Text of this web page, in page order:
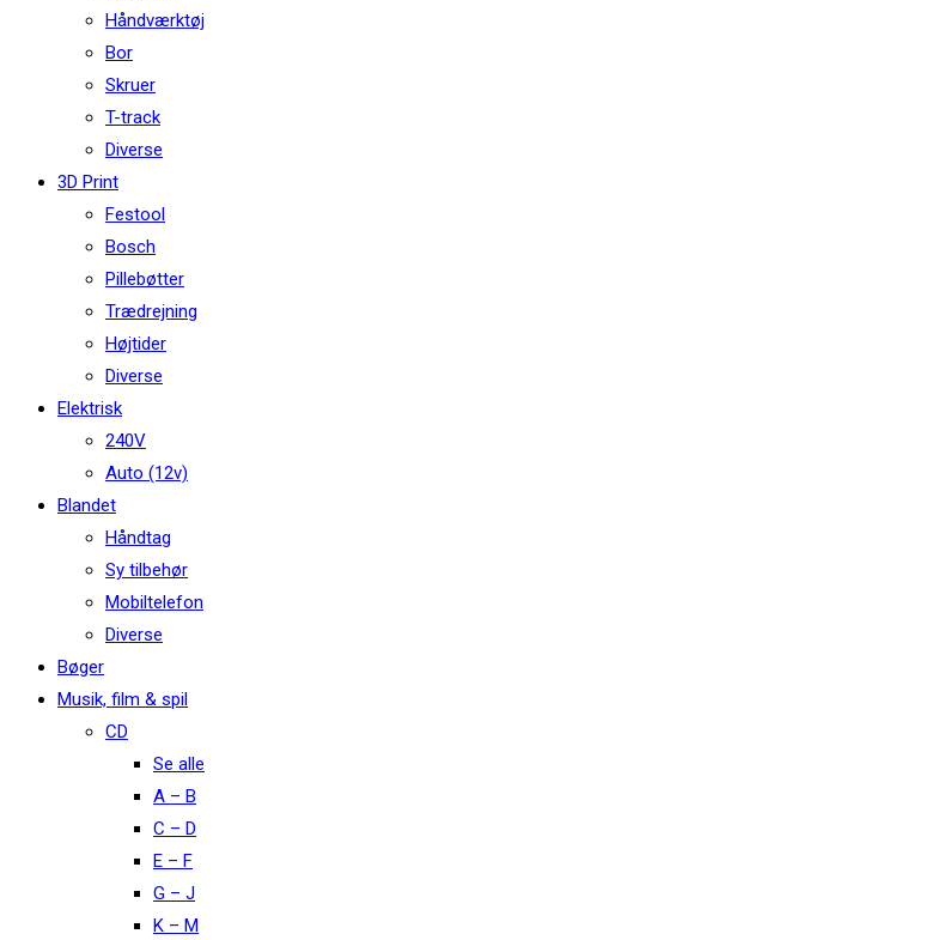
Håndværktøj
Bor
Skruer
T-track
Diverse
3D Print
Festool
Bosch
Pillebøtter
Trædrejning
Højtider
Diverse
Elektrisk
240V
Auto (12v)
Blandet
Håndtag
Sy tilbehør
Mobiltelefon
Diverse
Bøger
Musik, film & spil
CD
Se alle
A – B
C – D
E – F
G – J
K – M